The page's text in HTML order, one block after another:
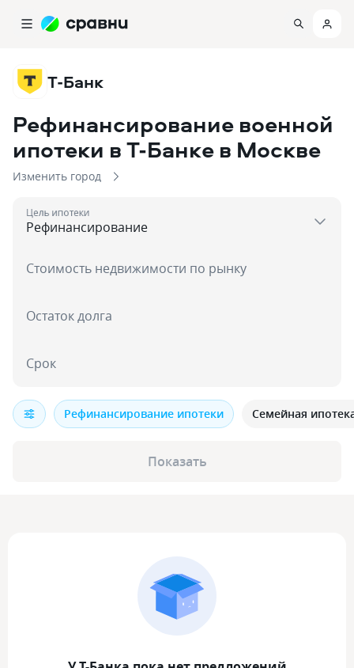
Т-Банк
Рефинансирование военной
ипотеки в Т-Банке в Москве
Изменить город
Цель ипотеки
Стоимость недвижимости по рынку
Остаток долга
Срок
Показать
Рефинансирование ипотеки Семейная